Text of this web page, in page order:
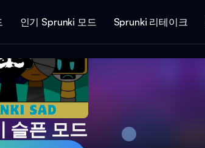
인기 Sprunki 모드 Sprunki 리테이크
슬픈 모드